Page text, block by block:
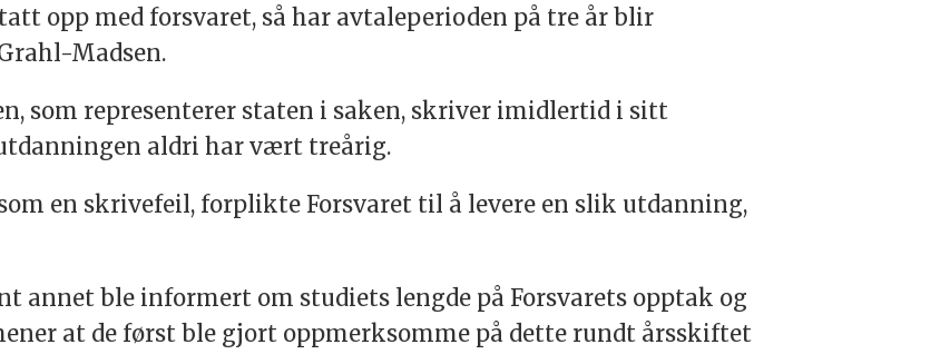
opp med forsvaret, så har avtaleperioden på tre år blir
Madsen.
som representerer staten i saken, skriver imidlertid i sitt
aldri har vært treårig.
en skrivefeil, forplikte Forsvaret til å levere en slik utdanning,
annet ble informert om studiets lengde på Forsvarets opptak og
at de først ble gjort oppmerksomme på dette rundt årsskiftet